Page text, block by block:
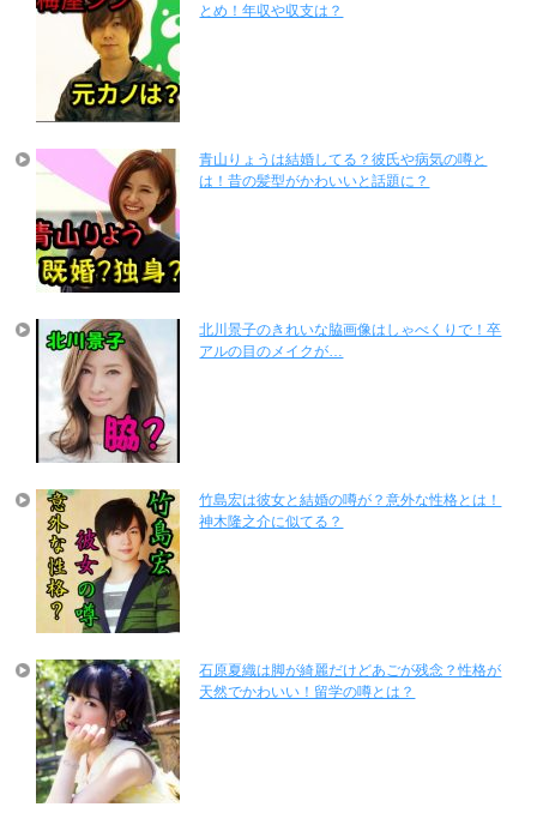
とめ！年収や収支は？
青山りょうは結婚してる？彼氏や病気の噂と
は！昔の髪型がかわいいと話題に？
北川景子のきれいな脇画像はしゃべくりで！卒
アルの目のメイクが…
竹島宏は彼女と結婚の噂が？意外な性格とは！
神木隆之介に似てる？
石原夏織は脚が綺麗だけどあごが残念？性格が
天然でかわいい！留学の噂とは？